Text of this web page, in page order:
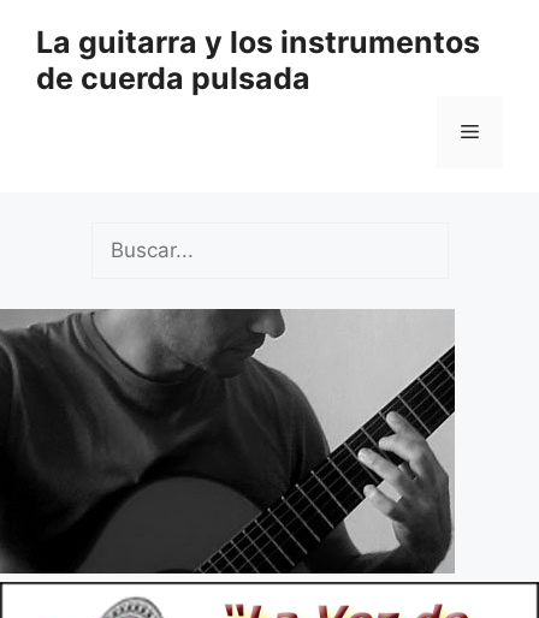
contenido
La guitarra y los instrumentos
de cuerda pulsada
Menú